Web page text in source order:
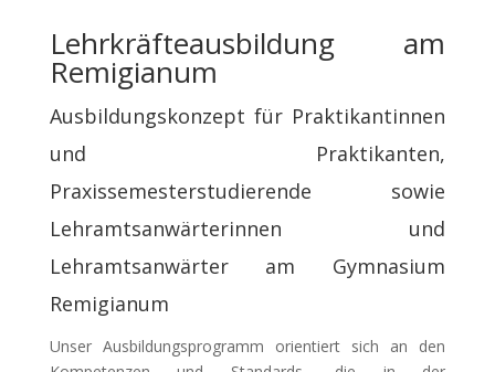
Lehrkräfteausbildung am
Remigianum
Ausbildungskonzept für Praktikantinnen
und Praktikanten,
Praxissemesterstudierende sowie
Lehramtsanwärterinnen und
Lehramtsanwärter am Gymnasium
Remigianum
Unser Ausbildungsprogramm orientiert sich an den